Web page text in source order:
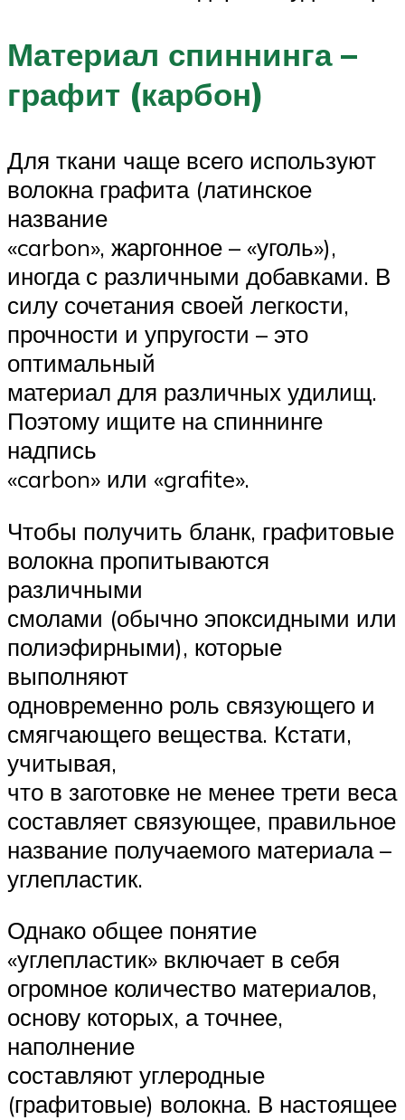
Материал спиннинга –
графит (карбон)
Для ткани чаще всего используют
волокна графита (латинское
название
«carbon», жаргонное – «уголь»),
иногда с различными добавками. В
силу сочетания своей легкости,
прочности и упругости – это
оптимальный
материал для различных удилищ.
Поэтому ищите на спиннинге
надпись
«carbon» или «grafite».
Чтобы получить бланк, графитовые
волокна пропитываются
различными
смолами (обычно эпоксидными или
полиэфирными), которые
выполняют
одновременно роль связующего и
смягчающего вещества. Кстати,
учитывая,
что в заготовке не менее трети веса
составляет связующее, правильное
название получаемого материала –
углепластик.
Однако общее понятие
«углепластик» включает в себя
огромное количество материалов,
основу которых, а точнее,
наполнение
составляют углеродные
(графитовые) волокна. В настоящее